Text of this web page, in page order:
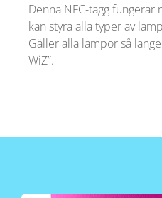
Denna NFC-tagg
kan styra alla typer av
Gäller alla lampor så
WiZ”.